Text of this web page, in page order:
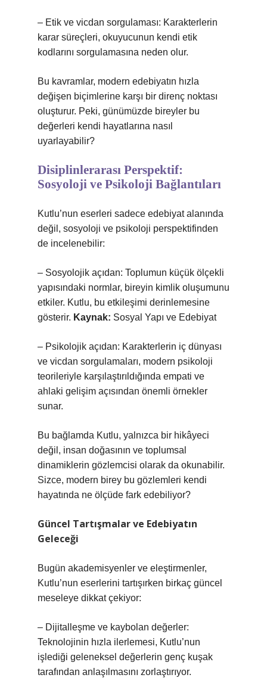
– Etik ve vicdan sorgulaması: Karakterlerin
karar süreçleri, okuyucunun kendi etik
kodlarını sorgulamasına neden olur.
Bu kavramlar, modern edebiyatın hızla
değişen biçimlerine karşı bir direnç noktası
oluşturur. Peki, günümüzde bireyler bu
değerleri kendi hayatlarına nasıl
uyarlayabilir?
Disiplinlerarası Perspektif:
Sosyoloji ve Psikoloji Bağlantıları
Kutlu’nun eserleri sadece edebiyat alanında
değil, sosyoloji ve psikoloji perspektifinden
de incelenebilir:
– Sosyolojik açıdan: Toplumun küçük ölçekli
yapısındaki normlar, bireyin kimlik oluşumunu
etkiler. Kutlu, bu etkileşimi derinlemesine
gösterir. Kaynak: Sosyal Yapı ve Edebiyat
– Psikolojik açıdan: Karakterlerin iç dünyası
ve vicdan sorgulamaları, modern psikoloji
teorileriyle karşılaştırıldığında empati ve
ahlaki gelişim açısından önemli örnekler
sunar.
Bu bağlamda Kutlu, yalnızca bir hikâyeci
değil, insan doğasının ve toplumsal
dinamiklerin gözlemcisi olarak da okunabilir.
Sizce, modern birey bu gözlemleri kendi
hayatında ne ölçüde fark edebiliyor?
Güncel Tartışmalar ve Edebiyatın
Geleceği
Bugün akademisyenler ve eleştirmenler,
Kutlu’nun eserlerini tartışırken birkaç güncel
meseleye dikkat çekiyor:
– Dijitalleşme ve kaybolan değerler:
Teknolojinin hızla ilerlemesi, Kutlu’nun
işlediği geleneksel değerlerin genç kuşak
tarafından anlaşılmasını zorlaştırıyor.